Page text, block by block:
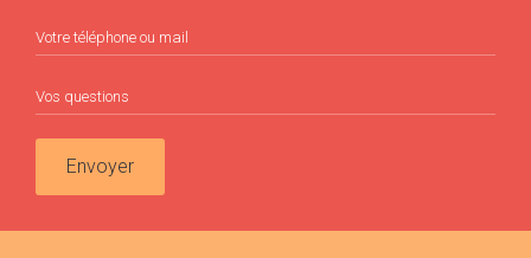
Envoyer